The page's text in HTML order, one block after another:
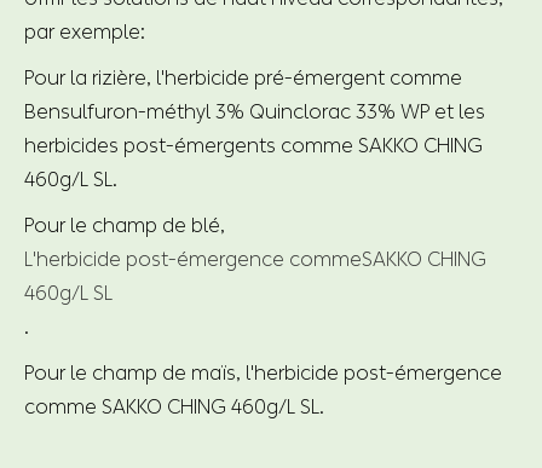
par exemple:
Pour la rizière, l'herbicide pré-émergent comme
Bensulfuron-méthyl 3% Quinclorac 33% WP et les
herbicides post-émergents comme SAKKO CHING
460g/L SL.
Pour le champ de blé,
L'herbicide post-émergence commeSAKKO CHING
460g/L SL
.
Pour le champ de maïs, l'herbicide post-émergence
comme SAKKO CHING 460g/L SL.